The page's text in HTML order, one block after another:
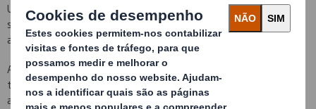
Uma vez fechados posicionam-se manualmente todos os sacos
sobre as paletes para a sua paletização transporte/
armazenamento.
A partir da análise de este tipo de embalagem, começamos a
trabalhar em possíveis soluções de embalagem que melhorem a
atual. Todas elas focadas numa embalagem quadrangular/